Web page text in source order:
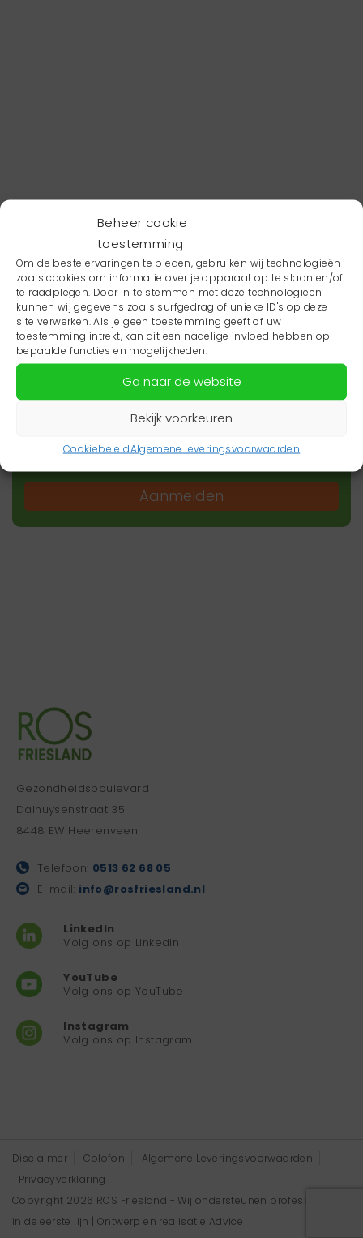
Beheer cookie
toestemming
Om de beste ervaringen te bieden, gebruiken wij technologieën
zoals cookies om informatie over je apparaat op te slaan en/of
te raadplegen. Door in te stemmen met deze technologieën
kunnen wij gegevens zoals surfgedrag of unieke ID's op deze
site verwerken. Als je geen toestemming geeft of uw
toestemming intrekt, kan dit een nadelige invloed hebben op
bepaalde functies en mogelijkheden.
Ga naar de website
Bekijk voorkeuren
CookiebeleidAlgemene leveringsvoorwaarden
Wil je niets missen?
Wil je op de hoogte blijven van het laatste
zorgnieuws in jouw regio? Schrijf je dan in voor
onze nieuwsbrief.
Aanmelden
Gezondheidsboulevard
Dalhuysenstraat 35
8448 EW Heerenveen
Telefoon: 0513 62 68 05
E-mail: info@rosfriesland.nl
LinkedIn
Volg ons op Linkedin
YouTube
Volg ons op YouTube
Instagram
Volg ons op Instagram
Disclaimer Colofon
Algemene Leveringsvoorwaarden
Privacyverklaring
Copyright 2026 ROS Friesland - Wij ondersteunen professionals
in de eerste lijn | Ontwerp en realisatie Advice